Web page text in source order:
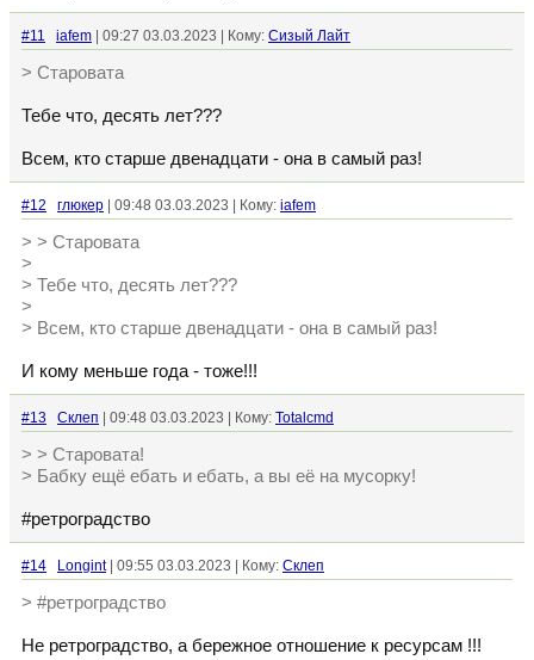
#11 iafem | 09:27 03.03.2023 | Кому: Сизый Лайт
> Старовата
Тебе что, десять лет???
Всем, кто старше двенадцати - она в самый раз!
#12 глюкер | 09:48 03.03.2023 | Кому: iafem
> > Старовата
>
> Тебе что, десять лет???
>
> Всем, кто старше двенадцати - она в самый раз!
И кому меньше года - тоже!!!
#13 Склеп | 09:48 03.03.2023 | Кому: Totalcmd
> > Старовата!
> Бабку ещё ебать и ебать, а вы еë на мусорку!
#ретроградство
#14 Longint| 09:55 03.03.2023 | Кому: Склеп
> #ретроградство
Не ретроградство, а бережное отношение к ресурсам !!!